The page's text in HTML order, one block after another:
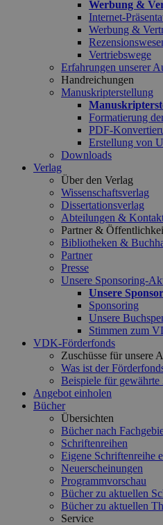
Werbung &
Internet-
Werbung &
Vertriebswege
Erfahrungen unserer
Handreichungen
Manuskripterstellung
Formatierung
PDF-
Erstellung von
Downloads
Verlag
Über den Verlag
Wissenschaftsverlag
Dissertationsverlag
Abteilungen &
Partner &
Bibliotheken &
Partner
Presse
Unsere Sponsoring-
Unsere
Sponsoring
Unsere
Stimmen zum
VDK-Förderfonds
Zuschüsse für unsere
Was ist der
Beispiele für gewährte
Angebot einholen
Bücher
Übersichten
Bücher nach
Schriftenreihen
Eigene Schriftenreihe
Neuerscheinungen
Programmvorschau
Bücher zu aktuellen
Bücher zu aktuellen
Service